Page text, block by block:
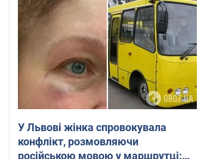
У Львові жінка спровокувала
конфлікт, розмовляючи
російською мовою у маршрутці: